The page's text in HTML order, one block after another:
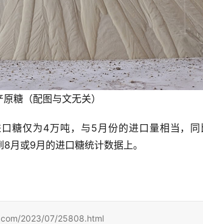
原糖（配图与文无关）
糖仅为4万吨，与5月份的进口量相当，
月或9月的进口糖统计数据上。
2023/07/25808.html